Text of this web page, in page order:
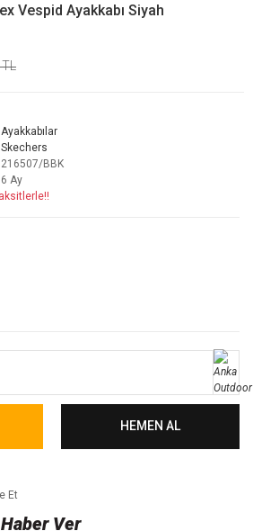
Vespid Ayakkabı Siyah
Ayakkabılar
Skechers
216507/BBK
6 Ay
HEMEN AL
Et